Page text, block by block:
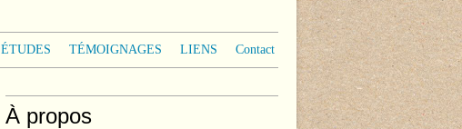
ÉTUDES TÉMOIGNAGES LIENS Contact
À propos